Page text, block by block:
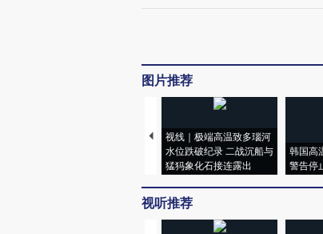
图片推荐
视线｜极端高温致多瑙河
水位跌破纪录 二战沉船与
猛犸象化石接连露出
韩国高
警告停
视听推荐